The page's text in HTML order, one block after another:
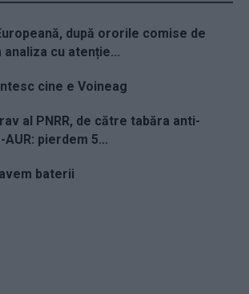
după ororile comise de
analiza cu atenție...
cine e Voineag
al PNRR, de către tabăra anti-
pierdem 5...
baterii